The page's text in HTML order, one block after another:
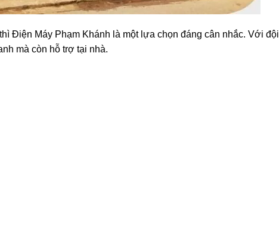
Điện Máy Phạm Khánh là một lựa chọn đáng cân nhắc. Với đội
mà còn hỗ trợ tại nhà.